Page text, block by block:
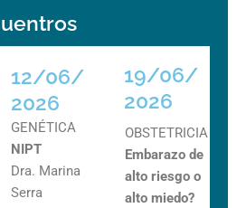
12/06/
2026
GENÉTICA
NIPT
Dra. Marina
Serra
19/06/
2026
OBSTETRICIA
Embarazo de
alto riesgo o
alto miedo?